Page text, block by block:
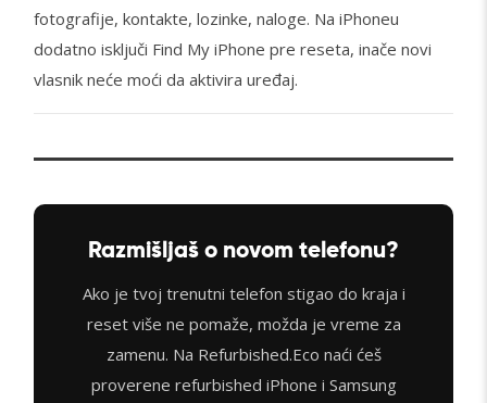
fotografije, kontakte, lozinke, naloge. Na iPhoneu
dodatno isključi Find My iPhone pre reseta, inače novi
vlasnik neće moći da aktivira uređaj.
Razmišljaš o novom telefonu?
Ako je tvoj trenutni telefon stigao do kraja i
reset više ne pomaže, možda je vreme za
zamenu. Na Refurbished.Eco naći ćeš
proverene refurbished iPhone i Samsung